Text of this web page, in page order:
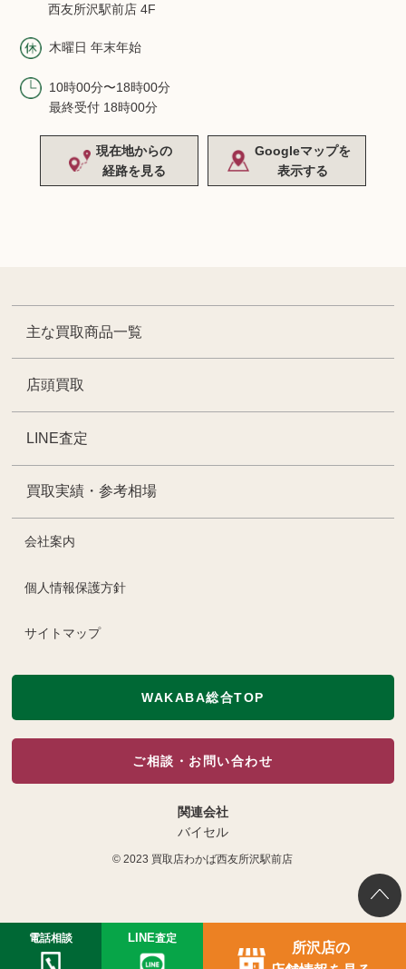
西友所沢駅前店 4F
木曜日 年末年始
10時00分〜18時00分
最終受付 18時00分
現在地からの
経路を見る
Googleマップを
表示する
主な買取商品一覧
店頭買取
LINE査定
買取実績・参考相場
会社案内
個人情報保護方針
サイトマップ
WAKABA総合TOP
ご相談・お問い合わせ
関連会社
バイセル
© 2023 買取店わかば西友所沢駅前店
電話相談 LINE査定
所沢店の